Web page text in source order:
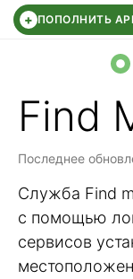
+ ПОПОЛНИТЬ
СБЕР
Find
Последнее
Служба Find
с помощью
сервисов